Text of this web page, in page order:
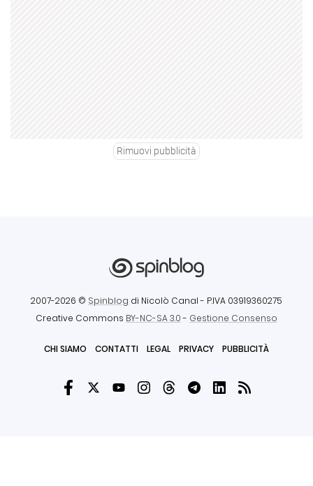
Rimuovi pubblicità
2007-2026 © Spinblog di Nicolò Canal - P.IVA 03919360275
Creative Commons BY-NC-SA 3.0- Gestione Consenso
CHI SIAMO CONTATTI LEGAL PRIVACY PUBBLICITÀ